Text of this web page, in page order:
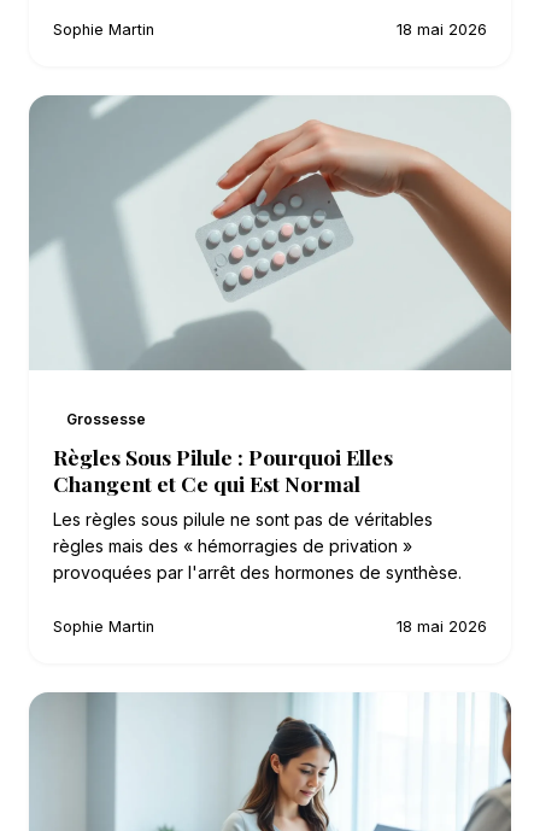
Sophie Martin 18 mai 2026
Grossesse
Règles Sous Pilule : Pourquoi Elles
Changent et Ce qui Est Normal
Les règles sous pilule ne sont pas de véritables
règles mais des « hémorragies de privation »
provoquées par l'arrêt des hormones de synthèse.
Sophie Martin 18 mai 2026